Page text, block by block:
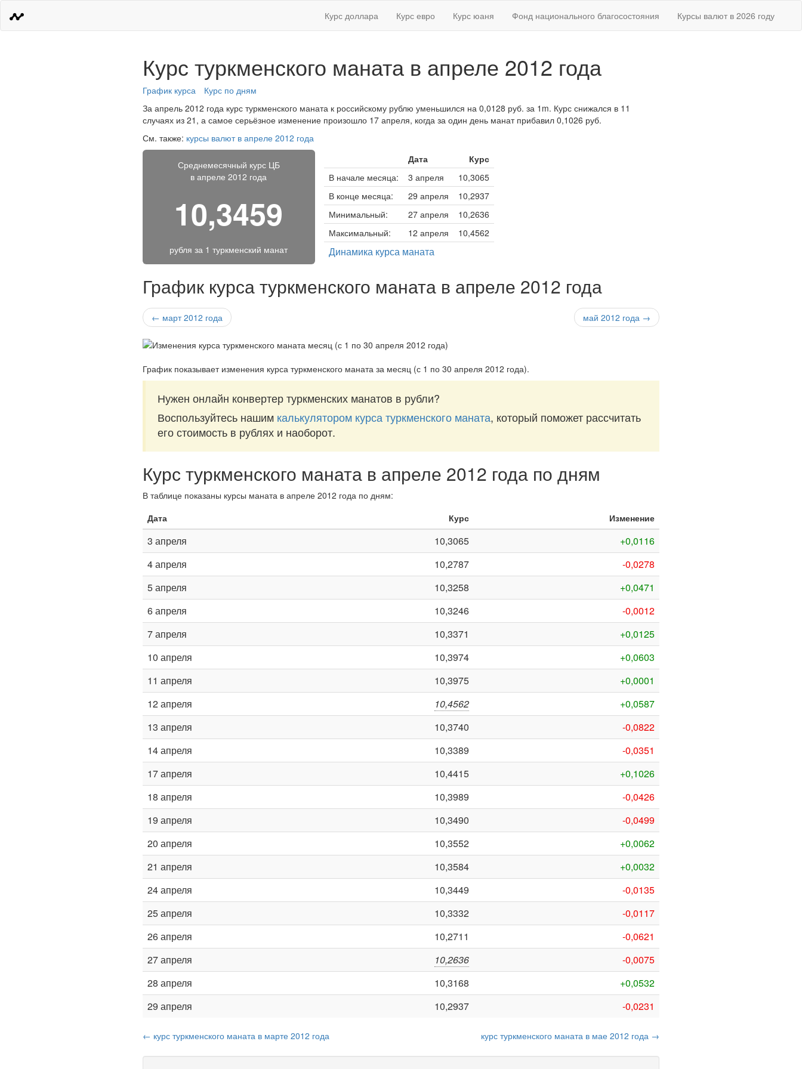
Курс доллара Курс евро Курс юаня Фонд национального благосостояния Курсы валют в 2026 году
Курс туркменского маната в апреле 2012 года
График курса
Курс по дням
За апрель 2012 года курс туркменского маната к российскому рублю уменьшился на 0,0128 руб. за 1m. Курс снижался в 11
случаях из 21, а самое серьёзное изменение произошло 17 апреля, когда за один день манат прибавил 0,1026 руб.
См. также: курсы валют в апреле 2012 года
Среднемесячный курс ЦБ
в апреле 2012 года
10,3459
рубля за 1 туркменский манат
Дата
Курс
В начале месяца:
3 апреля
10,3065
В конце месяца:
29 апреля
10,2937
Минимальный:
27 апреля
10,2636
Максимальный:
12 апреля 10,4562
Динамика курса маната
График курса туркменского маната в апреле 2012 года
← март 2012 года май 2012 года →
График показывает изменения курса туркменского маната за месяц (с 1 по 30 апреля 2012 года).
Нужен онлайн конвертер туркменских манатов в рубли?
Воспользуйтесь нашим калькулятором курса туркменского маната, который поможет рассчитать
его стоимость в рублях и наоборот.
Курс туркменского маната в апреле 2012 года по дням
В таблице показаны курсы маната в апреле 2012 года по дням:
Дата
Курс Изменение
3 апреля 10,3065
+0,0116
4 апреля
10,2787
-0,0278
5 апреля
10,3258
+0,0471
6 апреля
10,3246
-0,0012
7 апреля
10,3371
+0,0125
10 апреля
10,3974
+0,0603
11 апреля
10,3975
+0,0001
12 апреля
10,4562
+0,0587
13 апреля
10,3740
-0,0822
14 апреля
10,3389
-0,0351
17 апреля
10,4415
+0,1026
18 апреля
10,3989
-0,0426
19 апреля
10,3490
-0,0499
20 апреля
10,3552
+0,0062
21 апреля
10,3584
+0,0032
24 апреля
10,3449
-0,0135
25 апреля
10,3332
-0,0117
26 апреля
10,2711
-0,0621
27 апреля
10,2636
-0,0075
28 апреля
10,3168
+0,0532
29 апреля
10,2937 -0,0231
← курс туркменского маната в марте 2012 года курс туркменского маната в мае 2012 года →